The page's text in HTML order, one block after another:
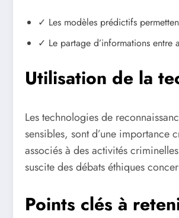
✓ Les modèles prédictifs
✓ Le partage d’informations entre
Utilisation de la
Les technologies de
sensibles, sont d’une importance
associés à des activités
suscite des débats éthiques
Points clés à